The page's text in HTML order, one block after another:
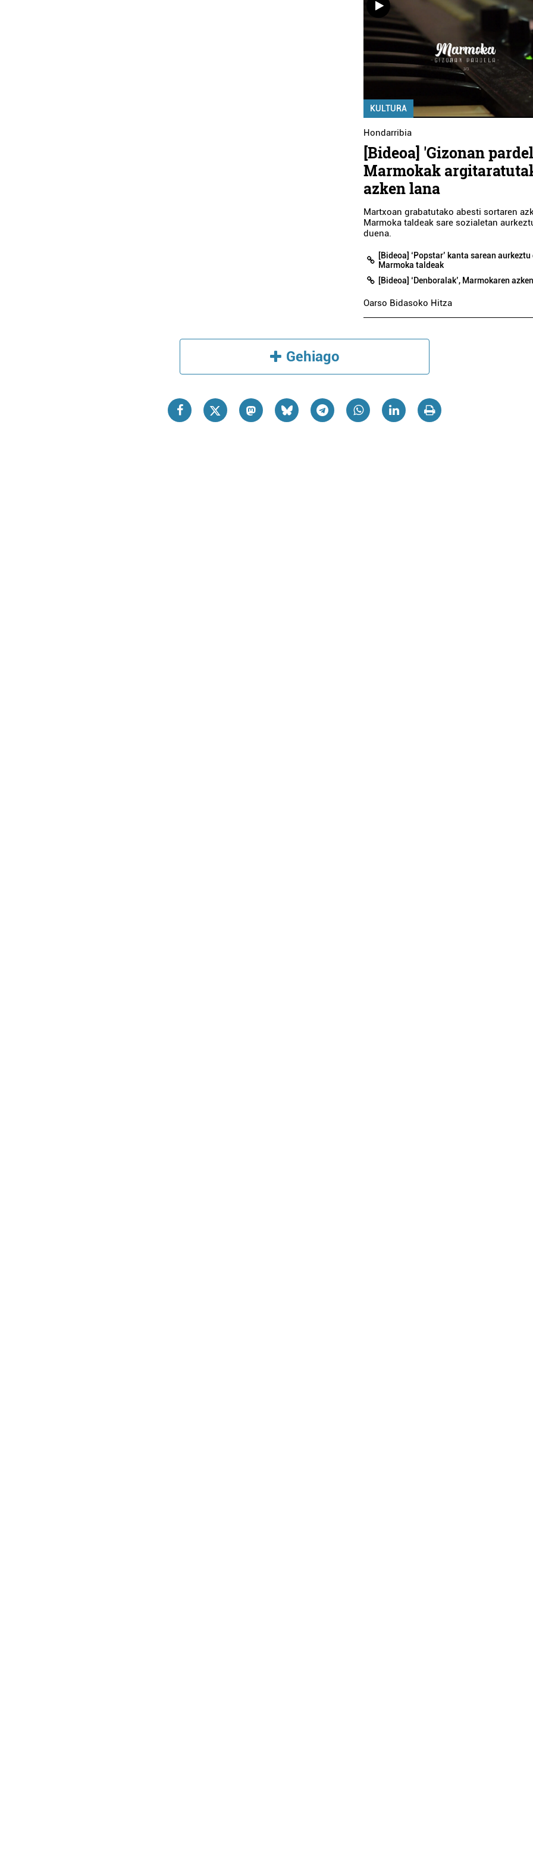
KULTURA
Hondarribia
[Bideoa] 'Gizonan
Marmokak
azken lana
Martxoan grabatutako abesti sortaren
Marmoka taldeak sare sozialetan
duena.
[Bideoa] ‘Popstar’ kanta sarean aurkeztu
Marmoka taldeak
[Bideoa] ‘Denboralak’, Marmokaren
Oarso Bidasoko Hitza
Gehiago